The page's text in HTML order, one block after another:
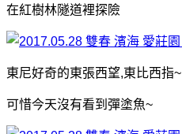
在紅樹林隧道裡探險
東尼好奇的東張西望,東比西指~
可惜今天沒有看到彈塗魚~